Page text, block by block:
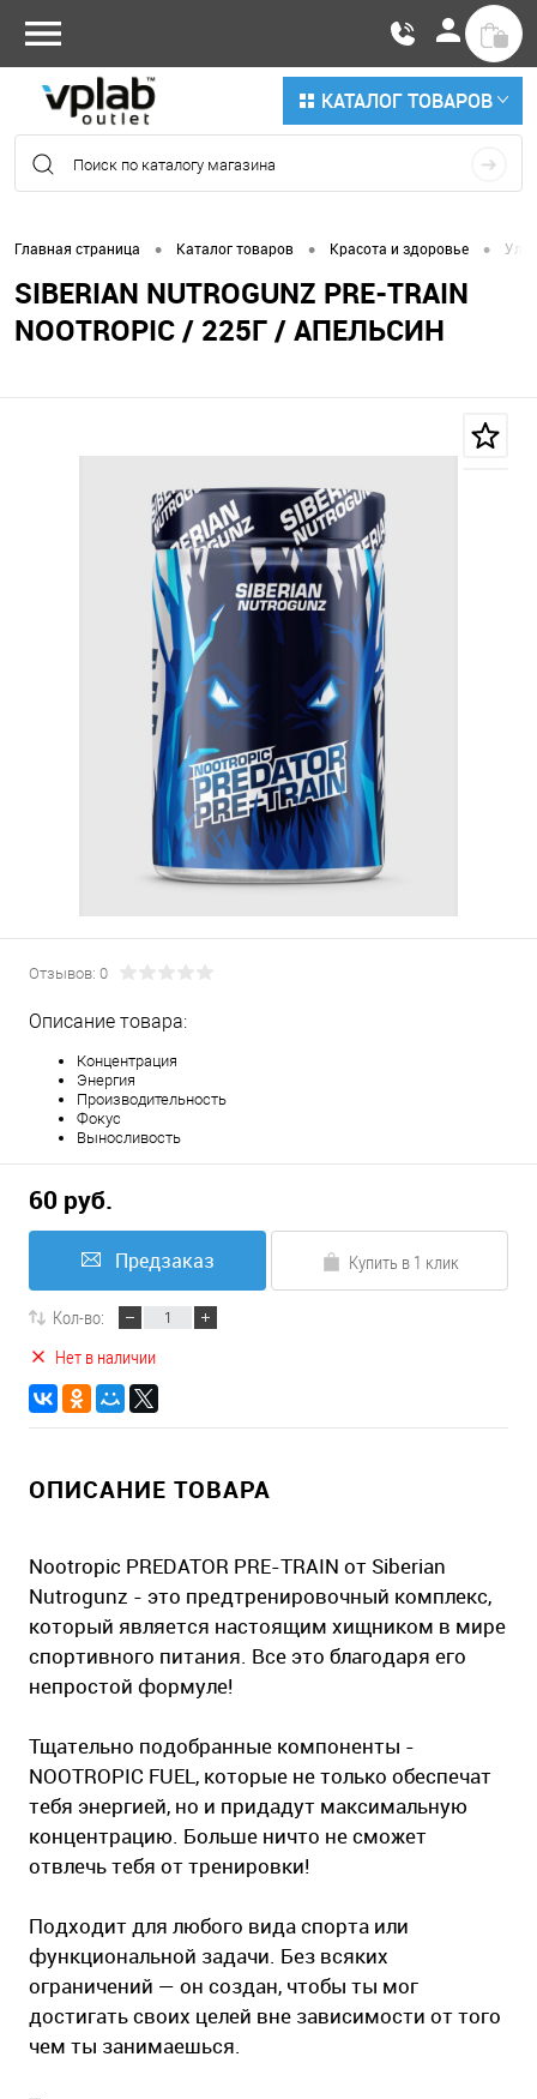
КАТАЛОГ ТОВАРОВ
Главная страница • Каталог товаров • Красота и здоровье •
SIBERIAN NUTROGUNZ PRE-TRAIN
NOOTROPIC / 225Г / АПЕЛЬСИН
Отзывов: 0
Описание товара:
Концентрация
Энергия
Производительность
Фокус
Выносливость
60 руб.
Предзаказ Купить в 1 клик
Кол-во:
Нет в наличии
ОПИСАНИЕ ТОВАРА
Nootropic PREDATOR PRE-TRAIN от Siberian
Nutrogunz - это предтренировочный комплекс,
который является настоящим хищником в мире
спортивного питания. Все это благодаря его
непростой формуле!
Тщательно подобранные компоненты -
NOOTROPIC FUEL, которые не только обеспечат
тебя энергией, но и придадут максимальную
концентрацию. Больше ничто не сможет
отвлечь тебя от тренировки!
Подходит для любого вида спорта или
функциональной задачи. Без всяких
ограничений — он создан, чтобы ты мог
достигать своих целей вне зависимости от того
чем ты занимаешься.